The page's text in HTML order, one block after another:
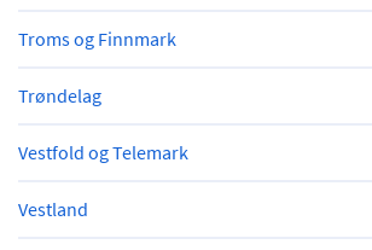
Troms og Finnmark
Trøndelag
Vestfold og Telemark
Vestland